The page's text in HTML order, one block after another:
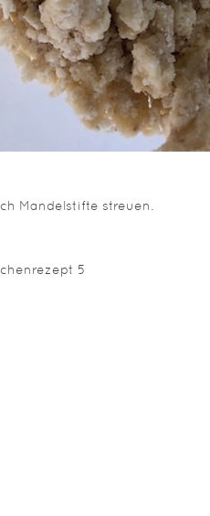
Mandelstifte streuen.